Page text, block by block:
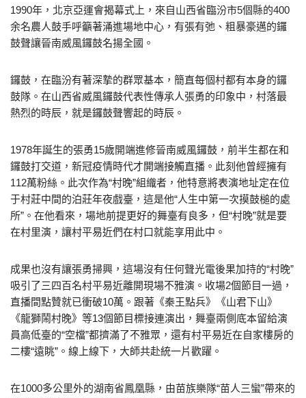
1990年，北京亞運會揭幕式上，來自山西省臨汾市5個縣的400
余名農人鼓手呼籲著涌進場地中心，有張有弛、粗暴豪邁的鑼
鼓聲讓晉南威風鑼鼓名揚全國。
鑼鼓，在臨汾有著深摯的群眾基本，簡直每個村都有本身的鑼
鼓隊。在山西省威風鑼鼓代表性傳承人張勇的印象中，村落最
熱烈的時辰，就是鑼鼓聲響起的時辰。
1978年誕生的張勇15歲開端進修晉南威風鑼鼓，前半生都在和
鑼鼓打交道，新冠疫情時代才開端接觸直播。此刻他曾經擁有
112萬粉絲。此次作為“村晚”組織者，他特意將表演地址定在位
于村莊中間的泊莊年夜戲臺，這是他“人生中第一次摸鼓槌的處
所”。在他看來，場地前提更好的舞臺有良多，但“村晚”就是要
在村里演，讓村平易近們在村口就能享用此中。
成果也沒有讓張勇掃興，這場沒有任何聲光電後果加持的“村晚”
吸引了三四百名村平易近離開現場不雅演。收場2個節目一過，
直播間點贊就已衝破10萬。跟著《秦王點兵》《山君下山》
《龍獅鬧村晚》等13個節目標接連演出，舞臺兩側底本留給演
員高低臺的“空檔”都擠滿了不雅眾，還有村平易近在自家樓房的
二樓“遠眺”。線上線下，大師共赴統一片歡躍。
在1000多公里外的湖南省鳳凰縣，由苗族樂隊“苗人三蠻”帶來的